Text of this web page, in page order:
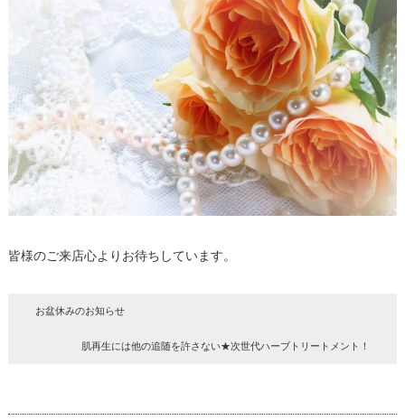
皆様のご来店心よりお待ちしています。
お盆休みのお知らせ
肌再生には他の追随を許さない★次世代ハーブトリートメント！